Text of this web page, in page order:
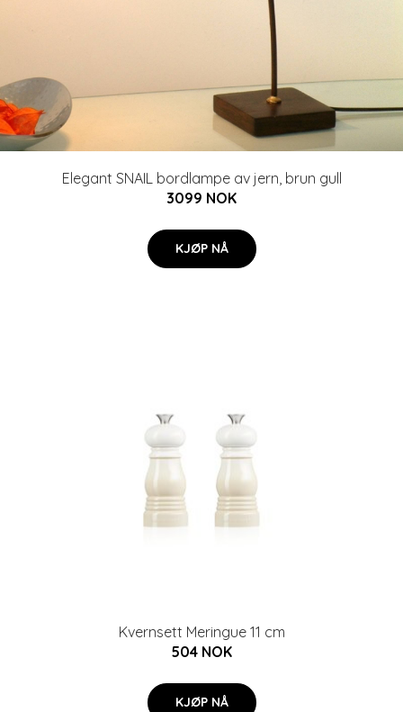
Elegant SNAIL bordlampe av jern, brun gull
3099 NOK
KJØP NÅ
Kvernsett Meringue 11 cm
504 NOK
KJØP NÅ